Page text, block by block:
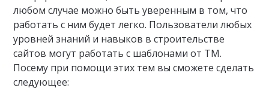
любом случае можно быть уверенным в том, что
работать с ним будет легко. Пользователи любых
уровней знаний и навыков в строительстве
сайтов могут работать с шаблонами от ТМ.
Посему при помощи этих тем вы сможете сделать
следующее: